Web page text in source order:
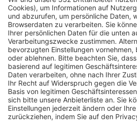
Pässe und Vereinswechsel
Trainerausbildung
Schulungsangebot Vereinsmitarbeiter
BFV-Geschäftsstellen
Trainerbörse
Login SpielPlus
FOLGE DEM BFV